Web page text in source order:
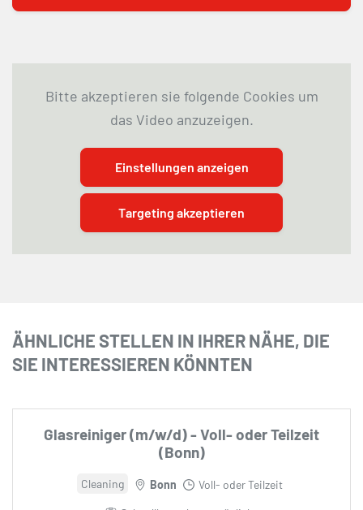
Bitte akzeptieren sie folgende Cookies um
das Video anzuzeigen.
Einstellungen anzeigen
Targeting akzeptieren
ÄHNLICHE STELLEN IN IHRER NÄHE, DIE
SIE INTERESSIEREN KÖNNTEN
Glasreiniger (m/w/d) - Voll- oder Teilzeit
(Bonn)
Cleaning Bonn Voll- oder Teilzeit